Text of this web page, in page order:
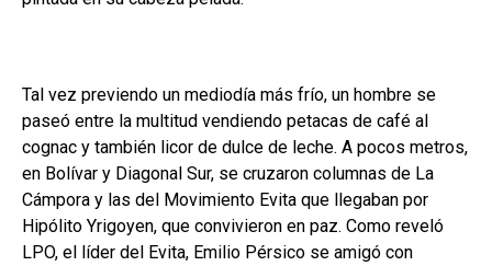
Tal vez previendo un mediodía más frío, un hombre se
paseó entre la multitud vendiendo petacas de café al
cognac y también licor de dulce de leche. A pocos metros,
en Bolívar y Diagonal Sur, se cruzaron columnas de La
Cámpora y las del Movimiento Evita que llegaban por
Hipólito Yrigoyen, que convivieron en paz. Como reveló
LPO, el líder del Evita, Emilio Pérsico se amigó con